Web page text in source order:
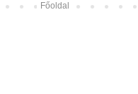
Főoldal